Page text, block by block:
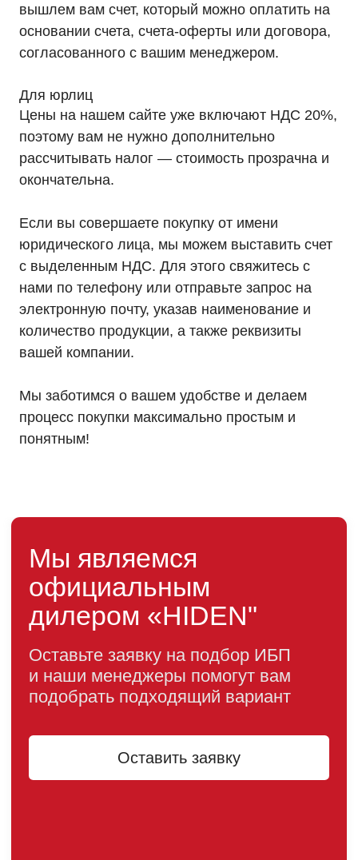
вышлем вам счет, который можно оплатить на
основании счета, счета-оферты или договора,
согласованного с вашим менеджером.
Для юрлиц
Цены на нашем сайте уже включают НДС 20%,
поэтому вам не нужно дополнительно
рассчитывать налог — стоимость прозрачна и
окончательна.
Если вы совершаете покупку от имени
юридического лица, мы можем выставить счет
с выделенным НДС. Для этого свяжитесь с
нами по телефону или отправьте запрос на
электронную почту, указав наименование и
количество продукции, а также реквизиты
вашей компании.
Мы заботимся о вашем удобстве и делаем
процесс покупки максимально простым и
понятным!
Монтаж
Статьи
Условия оформления заказа
18:00
info@ibp-hiden.ru
Адрес:
г. Москва, 2-й Южнопортовый
проезд, д. 10, стр. 11
Информация, размещенная на сайте, не является
публичной офертой